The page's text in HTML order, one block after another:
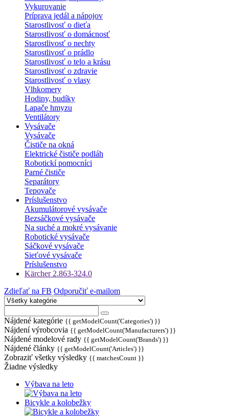
Vykurovanie
Príprava jedál a nápojov
Starostlivosť o dieťa
Starostlivosť o domácnosť
Starostlivosť o nechty
Starostlivosť o prádlo
Starostlivosť o telo a krásu
Starostlivosť o zdravie
Starostlivosť o vlasy
Vlhkomery
Hodiny, budíky
Lapače hmyzu
Ventilátory
Vysávače
Vysávače
Čističe na okná
Elektrické čističe podláh
Robotickí pomocníci
Parné čističe
Separátory
Tepovače
Príslušenstvo
Akumulátorové vysávače
Bezsáčkové vysávače
Na suché a mokré vysávanie
Robotické vysávače
Sáčkové vysávače
Sieťové vysávače
Príslušenstvo
Kärcher 2.863-324.0
Zdieľať na FB Odporučiť e-mailom
Nájdené kategórie {{ getModelCount('Categories') }}
Nájdení výrobcovia {{ getModelCount('Manufacturers') }}
Nájdené modelové rady {{ getModelCount('Brands') }}
Nájdené články {{ getModelCount('Articles') }}
Zobraziť všetky výsledky {{ matchesCount }}
Žiadne výsledky
Výbava na leto
Bicykle a kolobežky